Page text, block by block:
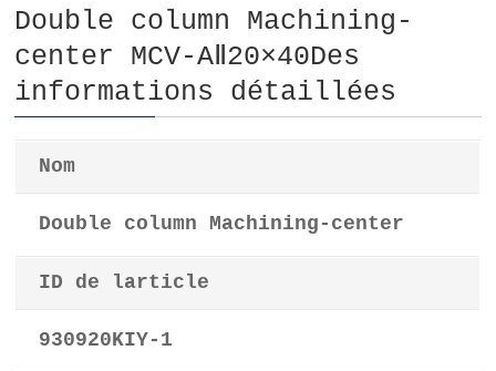
Double column Machining-
center MCV-AⅡ20×40Des
informations détaillées
Nom
Double column Machining-center
ID de larticle
930920KIY-1